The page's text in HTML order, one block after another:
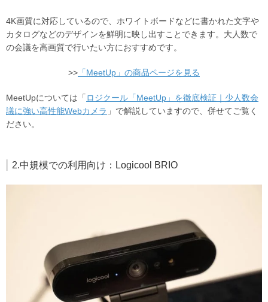
4K画質に対応しているので、ホワイトボードなどに書かれた文字や
カタログなどのデザインを鮮明に映し出すことできます。大人数で
の会議を高画質で行いたい方におすすめです。
>> 「MeetUp」の商品ページを見る
MeetUpについては「 ロジクール「MeetUp」を徹底検証｜少人数会
議に強い高性能Webカメラ 」で解説していますので、併せてご覧く
ださい。
2.中規模での利用向け：Logicool BRIO